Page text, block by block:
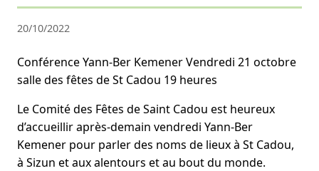
20/10/2022
Conférence Yann-Ber Kemener Vendredi 21 octobre
salle des fêtes de St Cadou 19 heures
Le Comité des Fêtes de Saint Cadou est heureux
d’accueillir après-demain vendredi Yann-Ber
Kemener pour parler des noms de lieux à St Cadou,
à Sizun et aux alentours et au bout du monde.